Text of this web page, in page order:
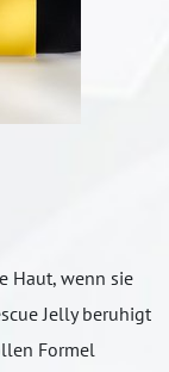
Haut, wenn sie
Jelly beruhigt
Formel